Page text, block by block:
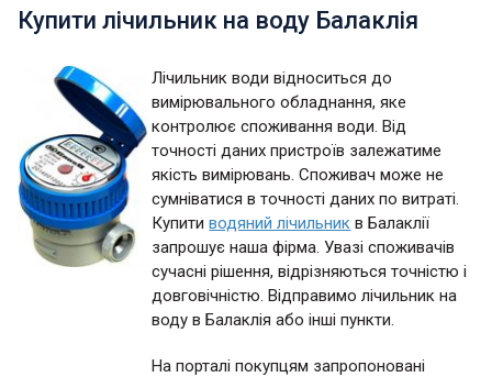
Купити лічильник на воду Балаклія
Лічильник води відноситься до
вимірювального обладнання, яке
контролює споживання води. Від
точності даних пристроїв залежатиме
якість вимірювань. Споживач може не
сумніватися в точності даних по витраті.
Купитиводяний лічильник в Балаклії
запрошує наша фірма. Увазі споживачів
сучасні рішення, відрізняються точністю і
довговічністю. Відправимо лічильник на
воду в Балаклія або інші пункти.
На порталі покупцям запропоновані